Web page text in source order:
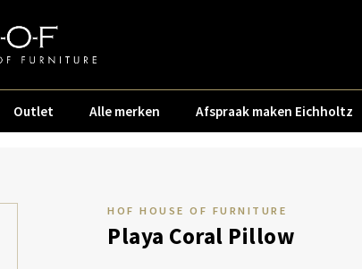
Outlet Alle merken Afspraak maken Eichholtz
HOF HOUSE OF FURNITURE
Playa Coral Pillow